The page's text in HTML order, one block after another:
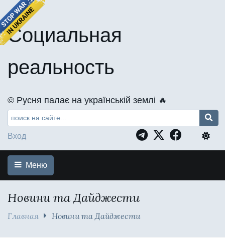
Социальная
реальность
©️ Русня палає на українській землі 🔥
Вход
Меню
Новини та Дайджести
Главная Новини та Дайджести